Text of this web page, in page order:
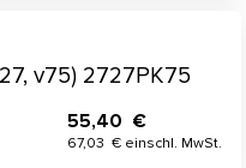
v75) 2727PK75
55,40 €
67,03 € einschl. MwSt.